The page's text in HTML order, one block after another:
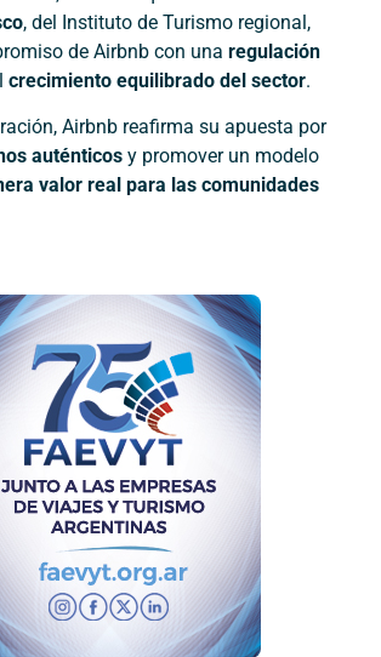
, del Instituto de Turismo regional,
de Airbnb con una regulación
crecimiento equilibrado del sector.
Airbnb reafirma su apuesta por
auténticos y promover un modelo
valor real para las comunidades